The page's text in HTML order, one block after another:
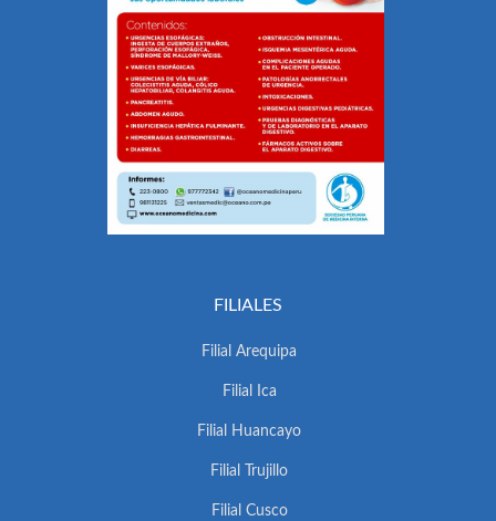
FILIALES
Filial Arequipa
Filial Ica
Filial Huancayo
Filial Trujillo
Filial Cusco